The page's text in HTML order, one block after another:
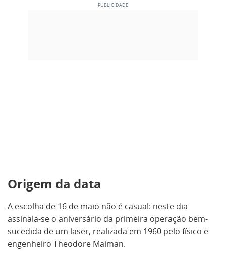
Origem da data
A escolha de 16 de maio não é casual: neste dia
assinala-se o aniversário da primeira operação bem-
sucedida de um laser, realizada em 1960 pelo físico e
engenheiro Theodore Maiman.